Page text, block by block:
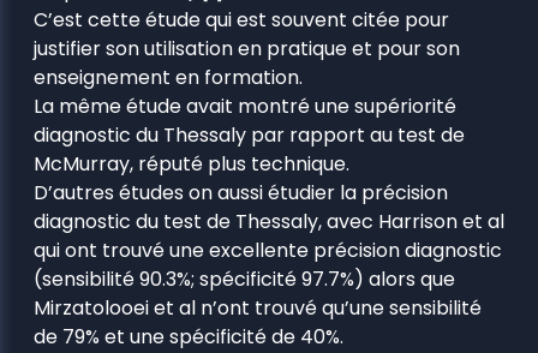
C’est cette étude qui est souvent citée pour
justifier son utilisation en pratique et pour son
enseignement en formation.
La même étude avait montré une supériorité
diagnostic du Thessaly par rapport au test de
McMurray, réputé plus technique.
D’autres études on aussi étudier la précision
diagnostic du test de Thessaly, avec Harrison et al
qui ont trouvé une excellente précision diagnostic
(sensibilité 90.3%; spécificité 97.7%) alors que
Mirzatolooei et al n’ont trouvé qu’une sensibilité
de 79% et une spécificité de 40%.